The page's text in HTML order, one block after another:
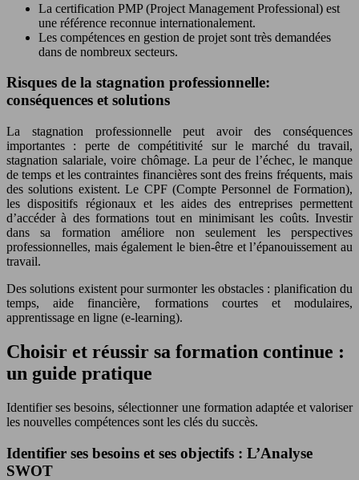
La certification PMP (Project Management Professional) est
une référence reconnue internationalement.
Les compétences en gestion de projet sont très demandées
dans de nombreux secteurs.
Risques de la stagnation professionnelle:
conséquences et solutions
La stagnation professionnelle peut avoir des conséquences
importantes : perte de compétitivité sur le marché du travail,
stagnation salariale, voire chômage. La peur de l’échec, le manque
de temps et les contraintes financières sont des freins fréquents, mais
des solutions existent. Le CPF (Compte Personnel de Formation),
les dispositifs régionaux et les aides des entreprises permettent
d’accéder à des formations tout en minimisant les coûts. Investir
dans sa formation améliore non seulement les perspectives
professionnelles, mais également le bien-être et l’épanouissement au
travail.
Des solutions existent pour surmonter les obstacles : planification du
temps, aide financière, formations courtes et modulaires,
apprentissage en ligne (e-learning).
Choisir et réussir sa formation continue :
un guide pratique
Identifier ses besoins, sélectionner une formation adaptée et valoriser
les nouvelles compétences sont les clés du succès.
Identifier ses besoins et ses objectifs : L’Analyse
SWOT